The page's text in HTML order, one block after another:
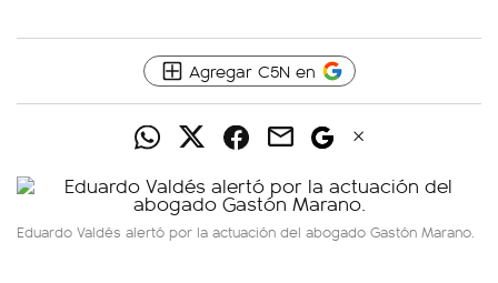
Agregar C5N en
Eduardo Valdés alertó por la actuación del abogado Gastón Marano.